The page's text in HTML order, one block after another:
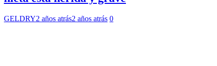
GELDRY2 años atrás2 años atrás 0